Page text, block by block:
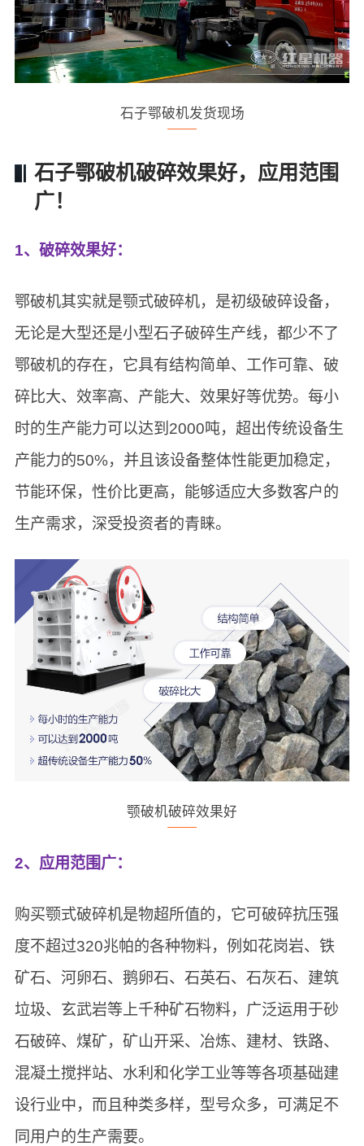
石子鄂破机发货现场
石子鄂破机破碎效果好，应用范围
广！
1、破碎效果好：
鄂破机其实就是颚式破碎机，是初级破碎设备，
无论是大型还是小型石子破碎生产线，都少不了
鄂破机的存在，它具有结构简单、工作可靠、破
碎比大、效率高、产能大、效果好等优势。每小
时的生产能力可以达到2000吨，超出传统设备生
产能力的50%，并且该设备整体性能更加稳定，
节能环保，性价比更高，能够适应大多数客户的
生产需求，深受投资者的青睐。
颚破机破碎效果好
2、应用范围广：
购买颚式破碎机是物超所值的，它可破碎抗压强
度不超过320兆帕的各种物料，例如花岗岩、铁
矿石、河卵石、鹅卵石、石英石、石灰石、建筑
垃圾、玄武岩等上千种矿石物料，广泛运用于砂
石破碎、煤矿，矿山开采、冶炼、建材、铁路、
混凝土搅拌站、水利和化学工业等等各项基础建
设行业中，而且种类多样，型号众多，可满足不
同用户的生产需要。